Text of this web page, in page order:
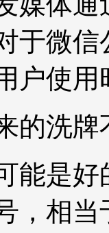
于微
户使用
的洗
能是
，相